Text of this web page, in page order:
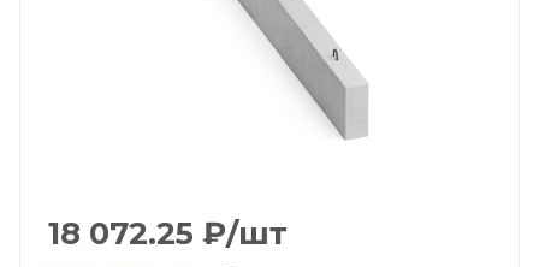
18 072.25 ₽/шт